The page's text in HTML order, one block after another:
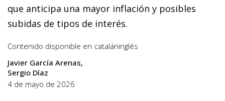
que anticipa una mayor inflación y posibles
subidas de tipos de interés.
Contenido disponible en cataláninglés
Javier García Arenas
Sergio Díaz
4 de mayo de 2026